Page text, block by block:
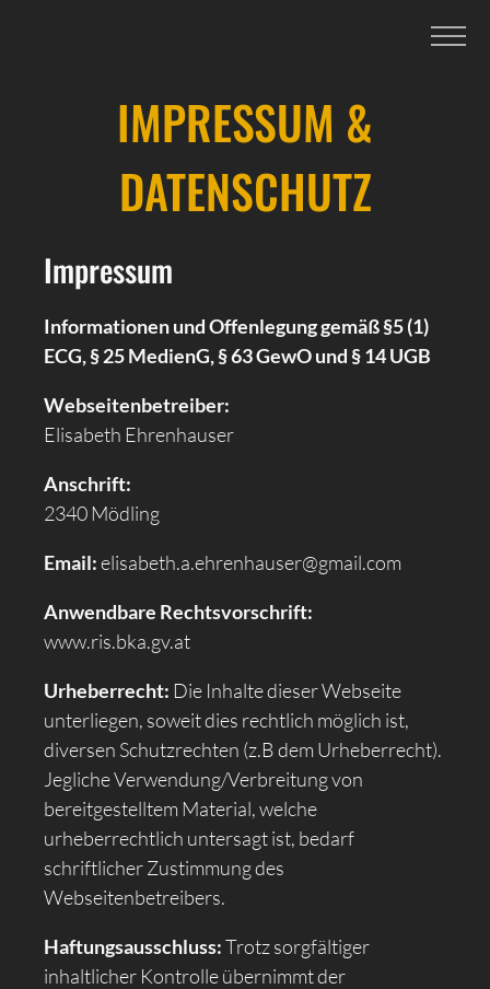
IMPRESSUM &
DATENSCHUTZ
Impressum
Informationen und Offenlegung gemäß §5 (1)
ECG, § 25 MedienG, § 63 GewO und § 14 UGB
Webseitenbetreiber:
Elisabeth Ehrenhauser
Anschrift:
2340 Mödling
Email:elisabeth.a.ehrenhauser@gmail.com
Anwendbare Rechtsvorschrift:
www.ris.bka.gv.at
Urheberrecht: Die Inhalte dieser Webseite
unterliegen, soweit dies rechtlich möglich ist,
diversen Schutzrechten (z.B dem Urheberrecht).
Jegliche Verwendung/Verbreitung von
bereitgestelltem Material, welche
urheberrechtlich untersagt ist, bedarf
schriftlicher Zustimmung des
Webseitenbetreibers.
Haftungsausschluss:Trotz sorgfältiger
inhaltlicher Kontrolle übernimmt der